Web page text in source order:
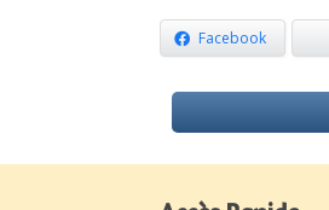
Facebook